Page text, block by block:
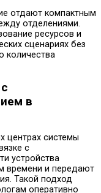
отдают компактным
отделениями.
ресурсов и
сценариях без
количества
в
центрах системы
с
устройства
времени и передают
Такой подход
оперативно